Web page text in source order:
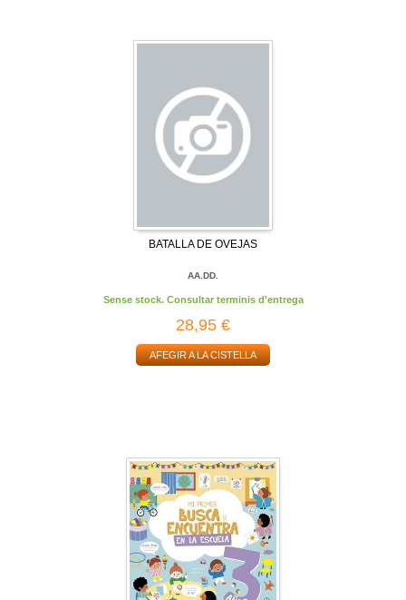
BATALLA DE OVEJAS
AA.DD.
Sense stock. Consultar terminis d'entrega
28,95 €
AFEGIR A LA CISTELLA